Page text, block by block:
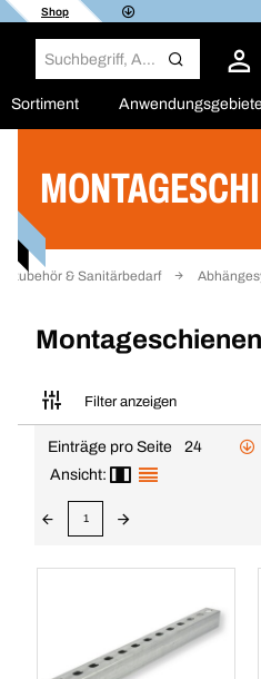
Shop
Sortiment Anwendungsgebiete
& Sanitärbedarf
Montageschienen
Filter anzeigen
Filter
Einträge pro Seite
24
Ansicht:
1